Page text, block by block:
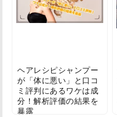
ヘアレシピシャンプー
が「体に悪い」と口コ
ミ評判にあるワケは成
分！解析評価の結果を
暴露